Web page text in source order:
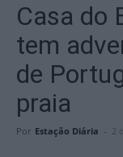
Casa do
tem
de
praia
Por Estação Diária - 2